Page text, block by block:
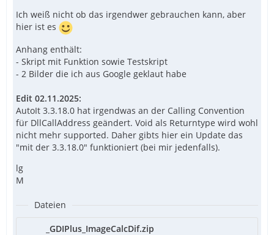
Ich weiß nicht ob das irgendwer gebrauchen kann, aber
hier ist es
Anhang enthält:
- Skript mit Funktion sowie Testskript
- 2 Bilder die ich aus Google geklaut habe
Edit 02.11.2025:
AutoIt 3.3.18.0 hat irgendwas an der Calling Convention
für DllCallAddress geändert. Void als Returntype wird wohl
nicht mehr supported. Daher gibts hier ein Update das
"mit der 3.3.18.0" funktioniert (bei mir jedenfalls).
lg
M
Dateien
_GDIPlus_ImageCalcDif.zip